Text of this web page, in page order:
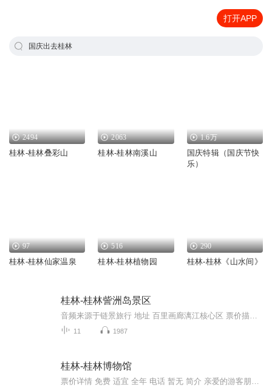
打开APP
国庆出去桂林
2494
桂林-桂林叠彩山
2063
桂林-桂林南溪山
1.6万
国庆特辑（国庆节快
乐）
97
桂林-桂林仙家温泉
516
桂林-桂林植物园
290
桂林-桂林《山水间》
桂林-桂林訾洲岛景区
11 1987
桂林-桂林博物馆